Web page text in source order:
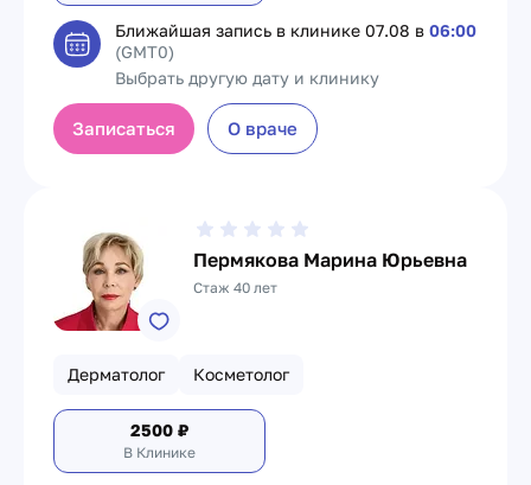
Ближайшая запись в клинике 07.08 в 06:00
(GMT0)
Выбрать другую дату и клинику
Записаться О враче
Пермякова Марина Юрьевна
Стаж 40 лет
Дерматолог Косметолог
2500 ₽
В Клинике